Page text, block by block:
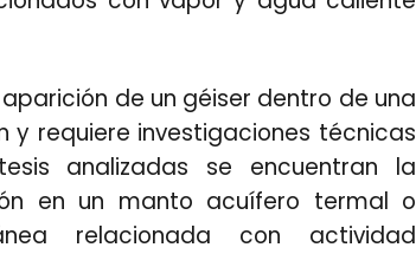
de un géiser dentro de una
y requiere investigaciones técnicas
analizadas se encuentran la
en un manto acuífero termal o
relacionada con actividad